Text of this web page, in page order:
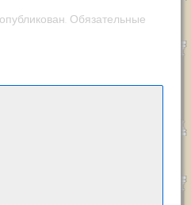
Обязательные